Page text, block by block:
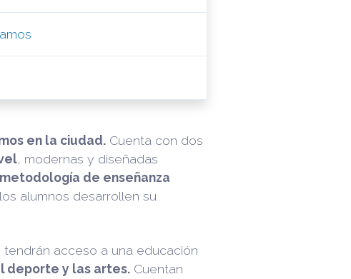
en la ciudad. Cuenta con dos
, modernas y diseñadas
de enseñanza
alumnos desarrollen su
acceso a una educación
deporte y las artes. Cuentan